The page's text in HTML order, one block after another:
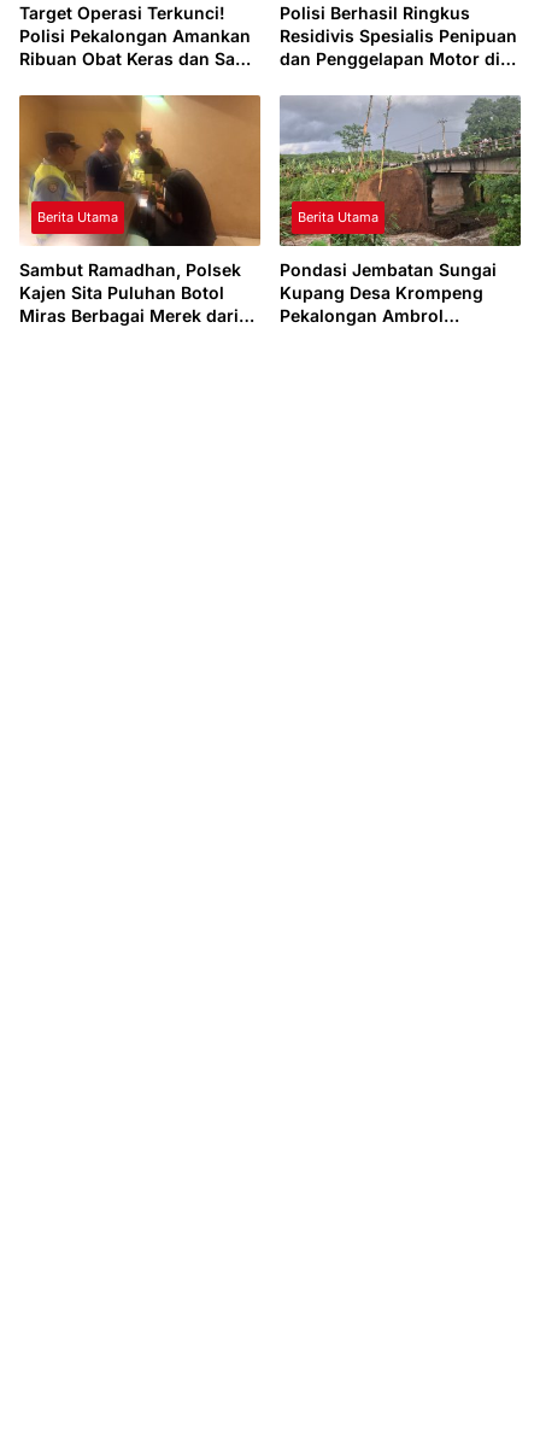
Target Operasi Terkunci!
Polisi Pekalongan Amankan
Ribuan Obat Keras dan Sabu
Polisi Berhasil Ringkus
Residivis Spesialis Penipuan
dan Penggelapan Motor di
Berita Utama
Sambut Ramadhan, Polsek
Kajen Sita Puluhan Botol
Miras Berbagai Merek dari
Berita Utama
Pondasi Jembatan Sungai
Kupang Desa Krompeng
Pekalongan Ambrol